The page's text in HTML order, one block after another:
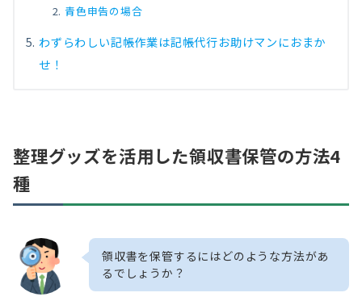
青色申告の場合
わずらわしい記帳作業は記帳代行お助けマンにおまか
せ！
整理グッズを活用した領収書保管の方法4
種
領収書を保管するにはどのような方法があ
るでしょうか？